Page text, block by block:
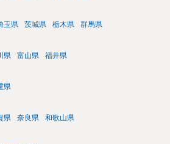
玉県 茨城県 栃木県 群馬県
県 富山県 福井県
県
県 奈良県 和歌山県